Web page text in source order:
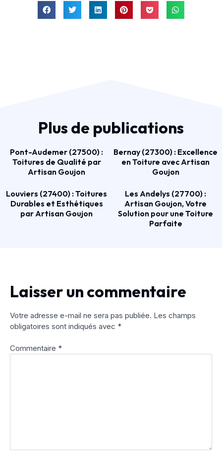
Plus de publications
Pont-Audemer (27500) :
Toitures de Qualité par
Artisan Goujon
Bernay (27300) : Excellence
en Toiture avec Artisan
Goujon
Louviers (27400) : Toitures
Durables et Esthétiques
par Artisan Goujon
Les Andelys (27700) :
Artisan Goujon, Votre
Solution pour une Toiture
Parfaite
Laisser un commentaire
Votre adresse e-mail ne sera pas publiée. Les champs
obligatoires sont indiqués avec *
Commentaire *